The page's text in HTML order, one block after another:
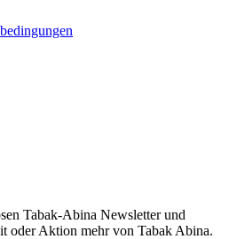
Tabak-Abina Newsletter und
oder Aktion mehr von Tabak Abina.